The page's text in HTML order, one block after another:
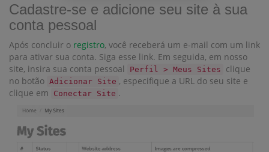
Cadastre-se e adicione seu site à sua
conta pessoal
Após concluir o registro, você receberá um e-mail com um link
para ativar sua conta. Siga esse link. Em seguida, em nosso
site, insira sua conta pessoal
Perfil > Meus Sites
clique
no botão Adicionar Site , especifique a URL do seu site e
clique em
Conectar Site .